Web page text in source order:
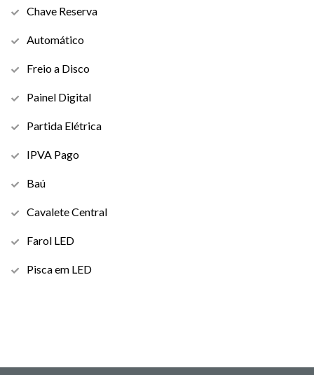
Chave Reserva
Automático
Freio a Disco
Painel Digital
Partida Elétrica
IPVA Pago
Baú
Cavalete Central
Farol LED
Pisca em LED